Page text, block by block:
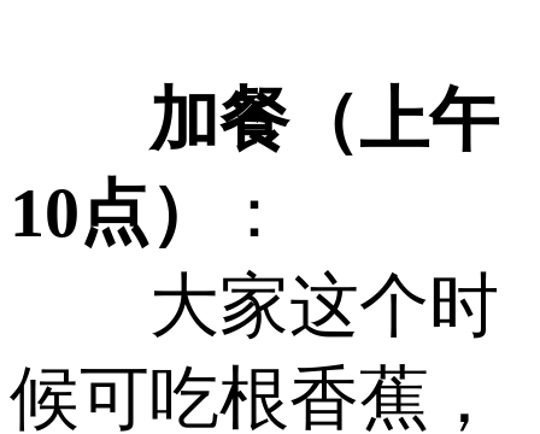
加餐（上午
10点）
：
大家这个时
候可吃根香蕉，